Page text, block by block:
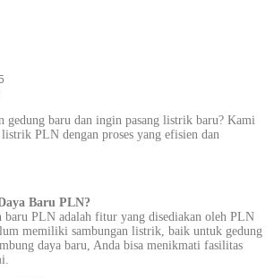
gedung baru dan ingin pasang listrik baru? Kami
PLN dengan proses yang efisien dan
Baru PLN?
baru PLN adalah fitur yang disediakan oleh PLN
memiliki sambungan listrik, baik untuk gedung
daya baru, Anda bisa menikmati fasilitas